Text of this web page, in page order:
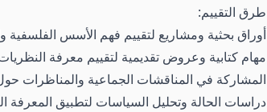
طرق التقييم:
أوراق بحثية ومشاريع لتقييم فهم الأسس الفلسفية
مهام كتابية وعروض تقديمية لتقييم معرفة
المشاركة في المناقشات الجماعية والمناظرات حول
دراسات الحالة وتحليل السياسات لتطبيق المعرفة